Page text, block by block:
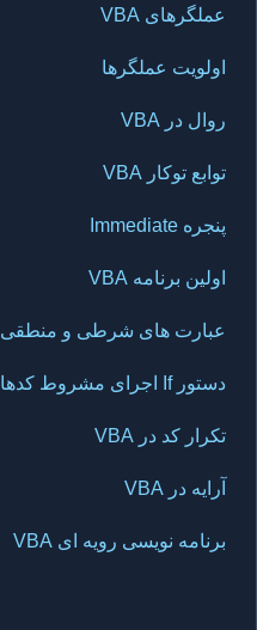
عملگرهای VBA
اولویت عملگرها
روال در VBA
توابع توکار VBA
پنجره Immediate
اولین برنامه VBA
عبارت های شرطی و منطقی
دستور If اجرای مشروط کدها
تکرار کد در VBA
آرایه در VBA
برنامه نویسی رویه ای VBA